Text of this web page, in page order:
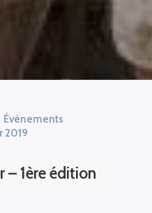
Évènements
2019
– 1ère édition